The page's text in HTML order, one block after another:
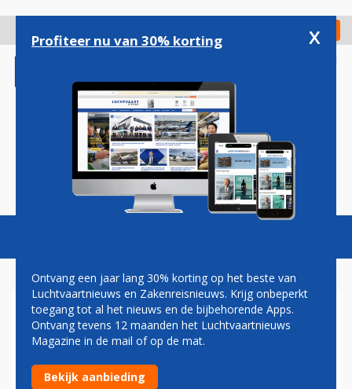
gaan
Check in
Magazine Podcasts Vacatures
MEGADEAL LUFTHANSA EN
STARLINK: GRATIS INTERNET
AAN BOORD VOOR IEDEREEN
Profiteer nu van 30% korting x
Ontvang een jaar lang 30% korting op het beste van
Luchtvaartnieuws en Zakenreisnieuws. Krijg onbeperkt
toegang tot al het nieuws en de bijbehorende Apps.
Ontvang tevens 12 maanden het Luchtvaartnieuws
Magazine in de mail of op de mat.
Bekijk aanbieding